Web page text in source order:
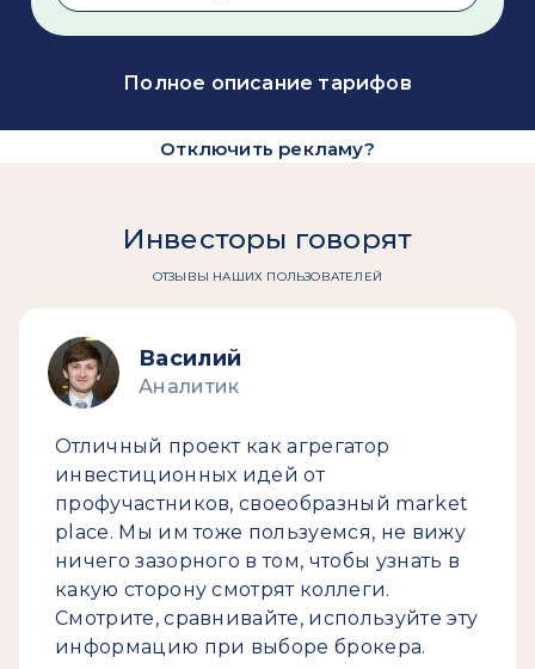
Полное описание тарифов
Отключить рекламу?
Инвесторы говорят
ОТЗЫВЫ НАШИХ ПОЛЬЗОВАТЕЛЕЙ
Василий
Аналитик
Отличный проект как агрегатор
инвестиционных идей от
профучастников, своеобразный market
place. Мы им тоже пользуемся, не вижу
ничего зазорного в том, чтобы узнать в
какую сторону смотрят коллеги.
Смотрите, сравнивайте, используйте эту
информацию при выборе брокера.